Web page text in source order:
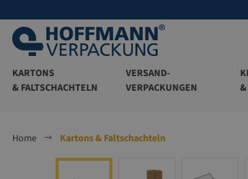
KARTONS
& FALTSCHACHTELN
VERSAND-
VERPACKUNGEN
Home
Kartons & Faltschachteln
Bildergalerie überspringen